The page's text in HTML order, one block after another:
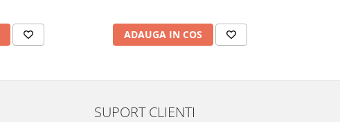
ADAUGA IN COS
SUPORT CLIENTI